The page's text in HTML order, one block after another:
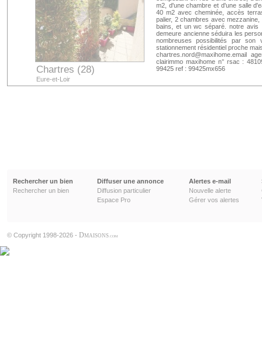
Chartres (28)
Eure-et-Loir
m2, d'une chambre et d'une salle
40 m2 avec cheminée, accès
palier, 2 chambres avec
bains, et un wc séparé. notre avis
demeure ancienne séduira les
nombreuses possibilités par
stationnement résidentiel proche
chartres.nord@maxihome.email
clairimmo maxihome n° rsac :
99425 ref : 99425mx656
Rechercher un bien
Rechercher un bien
Diffuser une annonce
Diffusion particulier
Espace Pro
Alertes e-mail
Nouvelle alerte
Gérer vos alertes
© Copyright 1998-2026 - DMAISONS .COM